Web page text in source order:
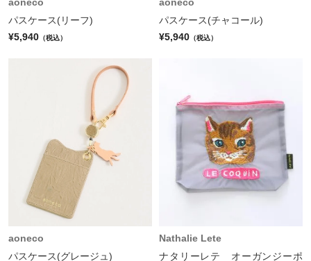
aoneco
パスケース(リーフ)
¥5,940 （税込）
aoneco
パスケース(チャコール)
¥5,940 （税込）
aoneco
パスケース(グレージュ)
Nathalie Lete
ナタリーレテ オーガンジーポ